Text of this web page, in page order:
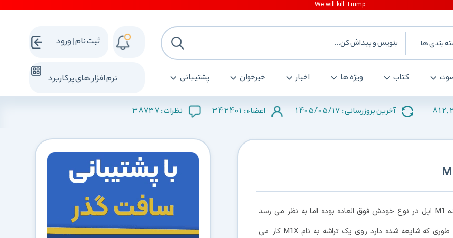
بندی ها
کتاب ویژه ها اخبار خبرخوان پشتیبانی نرم افزار های پرکاربرد
ثبت نام | ورود
آخرین بروزرسانی : 1405/05/17 اعضاء : 342401 نظرات :38737
، تا همین حالا هم عملکرد پردازنده M1 اپل در نوع خودش فوق العاده بوده اما به نظر می رسد
این شرکت می خواهد باز هم به پیشرفتش ادامه دهد به طوری که شایعه شده دارد روی یک تراشه به نام M1X کار می